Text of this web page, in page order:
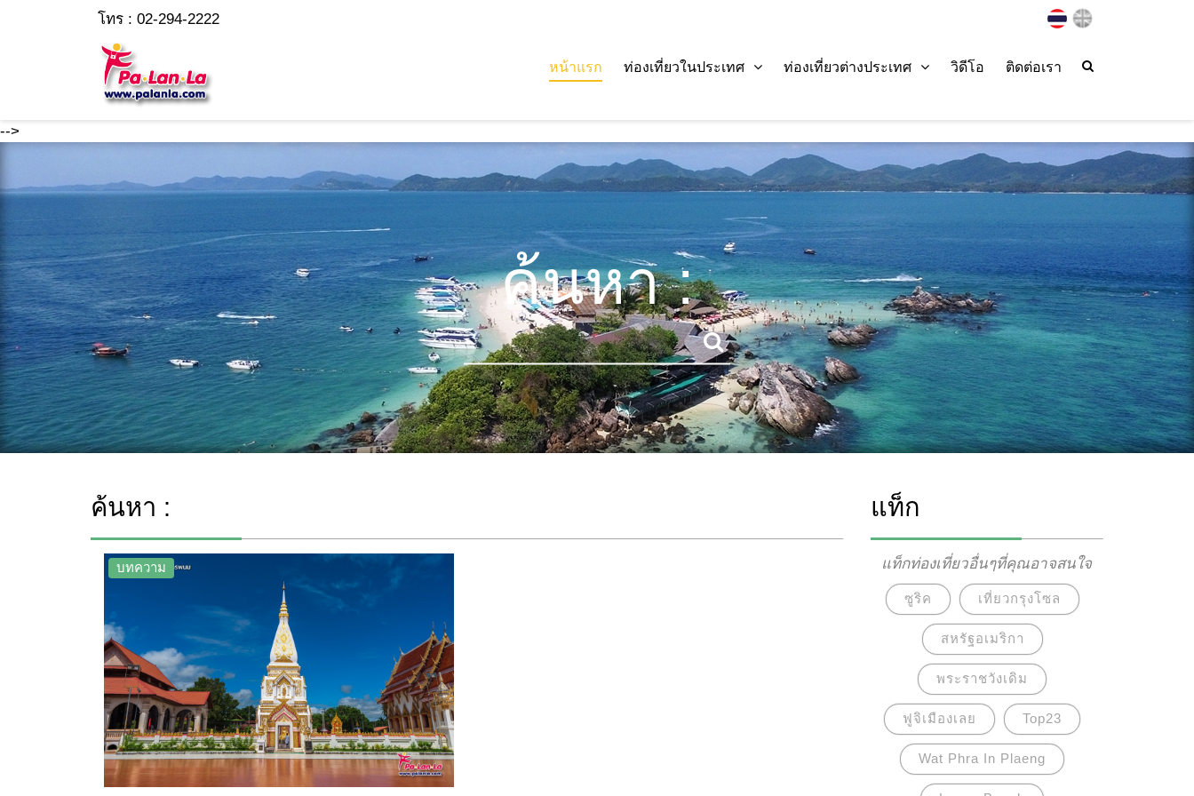
-->
โทร : 02-294-2222
หน้าแรก ท่องเที่ยวในประเทศ ท่องเที่ยวต่างประเทศ วิดีโอ ติดต่อเรา
ค้นหา :
ค้นหา :
บทความ
แท็ก
แท็กท่องเที่ยวอื่นๆที่คุณอาจสนใจ
ซูริค เที่ยวกรุงโซล
สหรัฐอเมริกา
พระราชวังเดิม
ฟูจิเมืองเลย Top23
Wat Phra In Plaeng